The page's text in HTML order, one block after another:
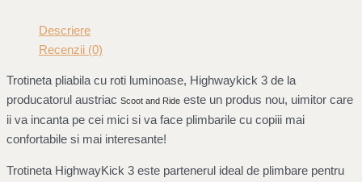
Descriere
Recenzii (0)
Trotineta pliabila cu roti luminoase, Highwaykick 3 de la
producatorul austriac Scoot and Ride este un produs nou, uimitor care
ii va incanta pe cei mici si va face plimbarile cu copiii mai
confortabile si mai interesante!
Trotineta HighwayKick 3 este partenerul ideal de plimbare pentru